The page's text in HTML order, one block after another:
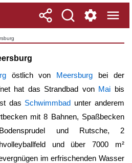
östlich von Meersburg bei der
hat das Strandbad von Mai bis
das Schwimmbad unter anderem
mit 8 Bahnen, Spaßbecken
und Rutsche, 2
und über 7000 m²
im erfrischenden Wasser